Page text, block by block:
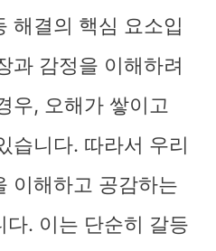
해결의 핵심 요소입
과 감정을 이해하려
우, 오해가 쌓이고
습니다. 따라서 우리
이해하고 공감하는
다. 이는 단순히 갈등